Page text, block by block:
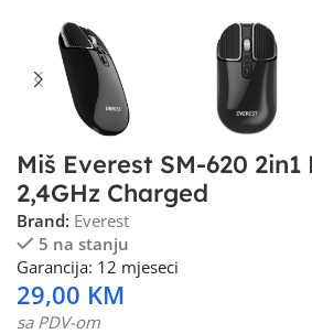
Miš Everest SM-620
2,4GHz Charged
Brand: Everest
5 na stanju
Garancija: 12 mjeseci
29,00 KM
sa PDV-om